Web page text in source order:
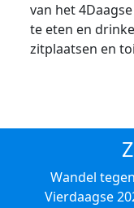
van het
te eten en
zitplaatsen en
Wandel
Vierdaagse